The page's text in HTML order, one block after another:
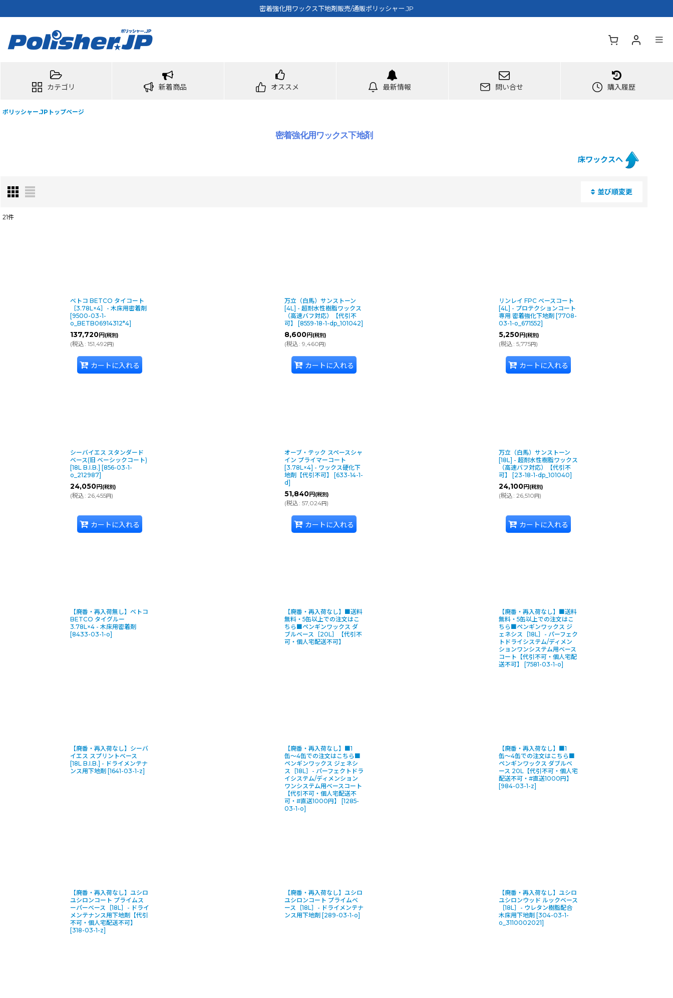
密着強化用ワックス下地剤販売/通販ポリッシャー.JP
カテゴリ 新着商品 オススメ 最新情報 問い合せ 購入履歴
ポリッシャー.JPトップページ
密着強化用ワックス下地剤
床ワックスへ
並び順変更
21件
ベトコ BETCO タイコート
［3.78L×4］- 木床用密着剤
[9500-03-1-
o_BETB06914312*4]
137,720円 (税別)
(税込: 151,492円)
カートに入れる
万立（白馬）サンストーン
[4L] - 超耐水性樹脂ワックス
（高速バフ対応）【代引不
可】
[8559-18-1-dp_101042]
8,600円 (税別)
(税込: 9,460円)
カートに入れる
リンレイ FPC ベースコート
[4L] - プロテクションコート
専用 密着強化下地剤 [7708-
03-1-o_671552]
5,250円 (税別)
(税込: 5,775円)
カートに入れる
シーバイエス スタンダード
ベース(旧 ベーシックコート)
[18L B.I.B.] [856-03-1-
o_212987]
24,050円 (税別)
(税込: 26,455円)
カートに入れる
オーブ・テック スペースシャ
イン プライマーコート
[3.78L×4] - ワックス硬化下
地剤【代引不可】
[633-14-1-
d]
51,840円 (税別)
(税込: 57,024円)
カートに入れる
万立（白馬）サンストーン
[18L] - 超耐水性樹脂ワックス
（高速バフ対応）【代引不
可】
[23-18-1-dp_101040]
24,100円 (税別)
(税込: 26,510円)
カートに入れる
【廃番・再入荷無し】ベトコ
BETCO タイグルー
3.78L×4 - 木床用密着剤
[8433-03-1-o]
【廃番・再入荷なし】■送料
無料・5缶以上での注文はこ
ちら■ペンギンワックス ダ
ブルベース［20L］【代引不
可・個人宅配送不可】
【廃番・再入荷なし】■送料
無料・5缶以上での注文はこ
ちら■ペンギンワックス ジ
ェネシス［18L］- パーフェク
トドライシステム/ディメン
ションワンシステム用ベース
コート【代引不可・個人宅配
送不可】
[7581-03-1-o]
【廃番・再入荷なし】シーバ
イエス スプリントベース
[18L B.I.B.] - ドライメンテナ
ンス用下地剤 [1641-03-1-z]
【廃番・再入荷なし】■1
缶〜4缶での注文はこちら■
ペンギンワックス ジェネシ
ス［18L］- パーフェクトドラ
イシステム/ディメンション
ワンシステム用ベースコート
【代引不可・個人宅配送不
可・#直送1000円】
[1285-
03-1-o]
【廃番・再入荷なし】■1
缶〜4缶での注文はこちら■
ペンギンワックス ダブルベ
ース 20L【代引不可・個人宅
配送不可・#直送1000円】
[984-03-1-z]
【廃番・再入荷なし】ユシロ
ユシロンコート プライムス
ーパーベース［18L］- ドライ
メンテナンス用下地剤【代引
不可・個人宅配送不可】
[318-03-1-z]
【廃番・再入荷なし】ユシロ
ユシロンコート プライムベ
ース［18L］- ドライメンテナ
ンス用下地剤 [289-03-1-o]
【廃番・再入荷なし】ユシロ
ユシロンウッド ルックベース
［18L］- ウレタン樹脂配合
木床用下地剤 [304-03-1-
o_3110002021]